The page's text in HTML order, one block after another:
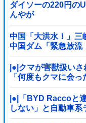
ダイソーの220円の
んやが
中国「大洪水！」三
中国ダム「緊急放流
れる」中国避難所「
「え」→
|●|クマが害獣扱い
「何度もクマに会
た」と主張してお
|●|「BYD Raccoと
しない」と自動車
提示されて即落ち